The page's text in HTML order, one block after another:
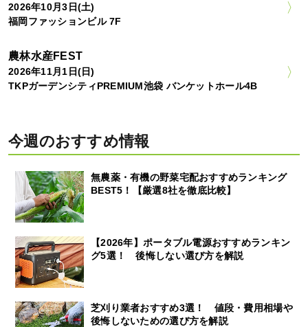
2026年10月3日(土)
福岡ファッションビル 7F
農林水産FEST
2026年11月1日(日)
TKPガーデンシティPREMIUM池袋 バンケットホール4B
今週のおすすめ情報
無農薬・有機の野菜宅配おすすめランキング
BEST5！【厳選8社を徹底比較】
【2026年】ポータブル電源おすすめランキン
グ5選！ 後悔しない選び方を解説
芝刈り業者おすすめ3選！ 値段・費用相場や
後悔しないための選び方を解説